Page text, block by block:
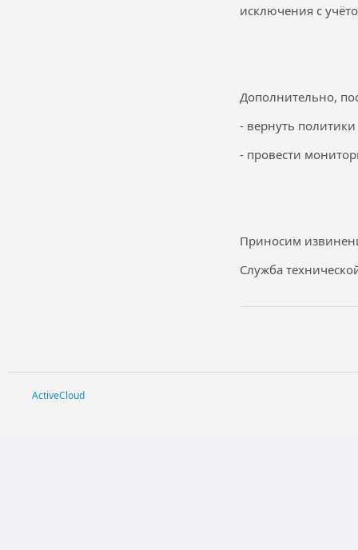
исключения с
Дополнительно,
- вернуть
- провести
Приносим
Служба
ActiveCloud